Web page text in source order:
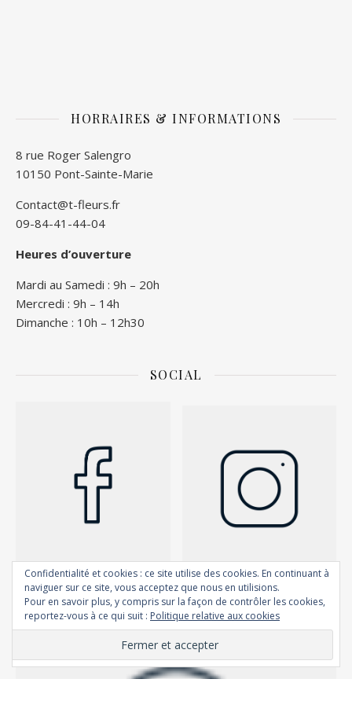
HORRAIRES & INFORMATIONS
8 rue Roger Salengro
10150 Pont-Sainte-Marie
Contact@t-fleurs.fr
09-84-41-44-04
Heures d’ouverture
Mardi au Samedi : 9h – 20h
Mercredi : 9h – 14h
Dimanche : 10h – 12h30
SOCIAL
Confidentialité et cookies : ce site utilise des cookies. En continuant à
naviguer sur ce site, vous acceptez que nous en utilisions.
Pour en savoir plus, y compris sur la façon de contrôler les cookies,
reportez-vous à ce qui suit : Politique relative aux cookies